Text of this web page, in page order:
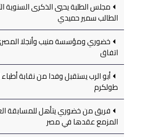
مجلس الطلبة يحيي الذكرى السنوية
الطالب سمير حميدي
خضوري ومؤسسة منيب وأنجلا
اتفاق
أبو الرب يستقبل وفدا من نقابة
طولكرم
فريق من خضوري يتأهل للمسابقة
المزمع عقدها في مصر